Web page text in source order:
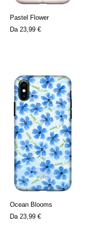
Pastel Flower
Da 23,99 €
Ocean Blooms
Da 23,99 €